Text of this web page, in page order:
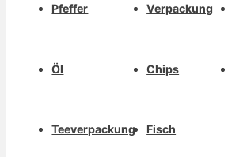
Pfeffer
Öl
Teeverpackung
Verpackung
Chips
Fisch